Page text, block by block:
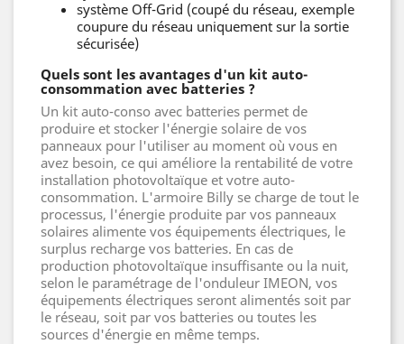
système Off-Grid (coupé du réseau, exemple
coupure du réseau uniquement sur la sortie
sécurisée)
Quels sont les avantages d'un kit auto-
consommation avec batteries ?
Un kit auto-conso avec batteries permet de
produire et stocker l'énergie solaire de vos
panneaux pour l'utiliser au moment où vous en
avez besoin, ce qui améliore la rentabilité de votre
installation photovoltaïque et votre auto-
consommation. L'armoire Billy se charge de tout le
processus, l'énergie produite par vos panneaux
solaires alimente vos équipements électriques, le
surplus recharge vos batteries. En cas de
production photovoltaïque insuffisante ou la nuit,
selon le paramétrage de l'onduleur IMEON, vos
équipements électriques seront alimentés soit par
le réseau, soit par vos batteries ou toutes les
sources d'énergie en même temps.